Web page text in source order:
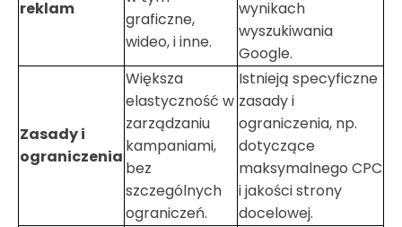
reklam
graficzne,
wideo, i inne.
wynikach
wyszukiwania
Google.
Zasady i
ograniczenia
Większa
elastyczność w
zarządzaniu
kampaniami,
bez
szczególnych
ograniczeń.
Istnieją specyficzne
zasady i
ograniczenia, np.
dotyczące
maksymalnego CPC
i jakości strony
docelowej.